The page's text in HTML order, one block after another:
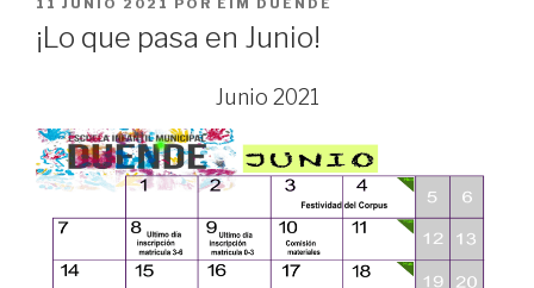
EL
11 JUNIO 2021 POR EIM DUENDE
¡Lo que pasa en Junio!
Junio 2021